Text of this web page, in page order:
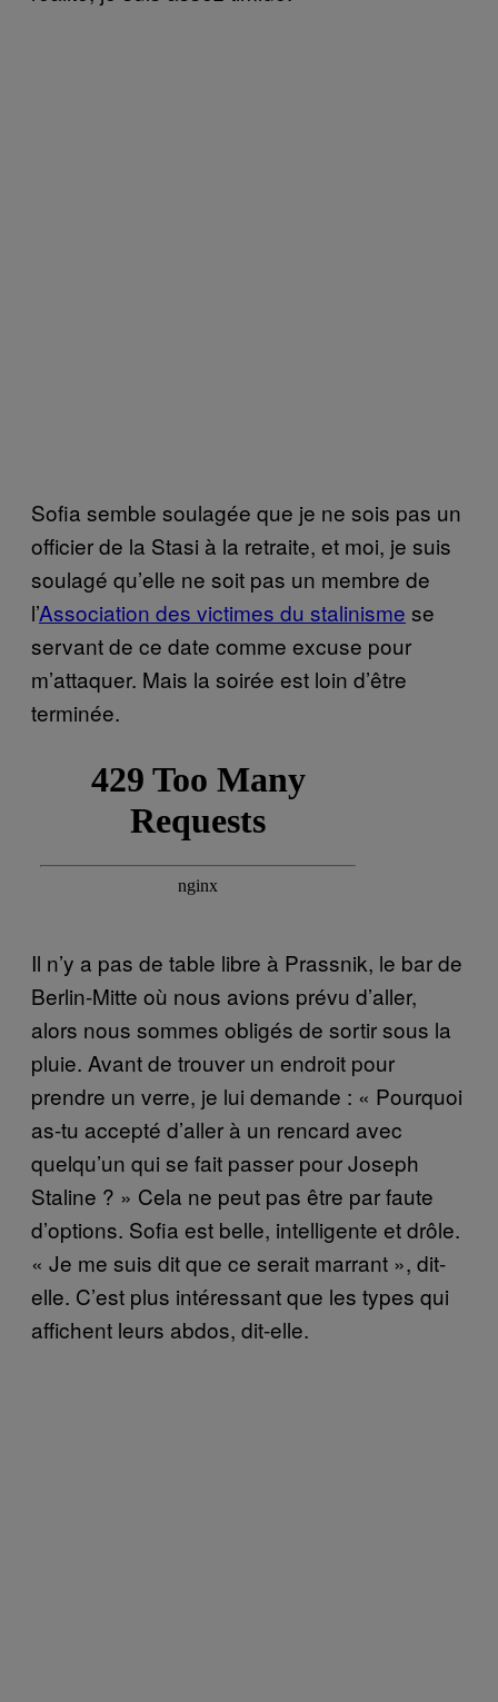
Sofia semble soulagée que je ne sois pas un
officier de la Stasi à la retraite, et moi, je suis
soulagé qu’elle ne soit pas un membre de
l’Association des victimes du stalinisme se
servant de ce date comme excuse pour
m’attaquer. Mais la soirée est loin d’être
terminée.
Il n’y a pas de table libre à Prassnik, le bar de
Berlin-Mitte où nous avions prévu d’aller,
alors nous sommes obligés de sortir sous la
pluie. Avant de trouver un endroit pour
prendre un verre, je lui demande : « Pourquoi
as-tu accepté d’aller à un rencard avec
quelqu’un qui se fait passer pour Joseph
Staline ? » Cela ne peut pas être par faute
d’options. Sofia est belle, intelligente et drôle.
« Je me suis dit que ce serait marrant », dit-
elle. C’est plus intéressant que les types qui
affichent leurs abdos, dit-elle.